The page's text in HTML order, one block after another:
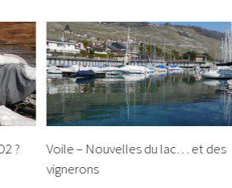
Voile – Nouvelles du lac… et des
vignerons
?